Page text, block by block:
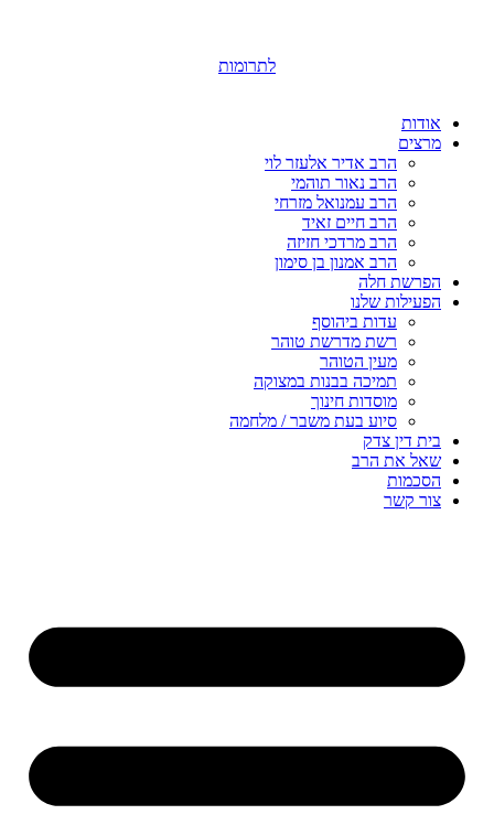
לתרומות
אודות
מרצים
הרב אדיר אלעזר לוי
הרב נאור תוהמי
הרב עמנואל מזרחי
הרב חיים זאיד
הרב מרדכי חזיזה
הרב אמנון בן סימון
הפרשת חלה
הפעילות שלנו
עדות ביהוסף
רשת מדרשת טוהר
מעין הטוהר
תמיכה בבנות במצוקה
מוסדות חינוך
סיוע בעת משבר / מלחמה
בית דין צדק
שאל את הרב
הסכמות
צור קשר